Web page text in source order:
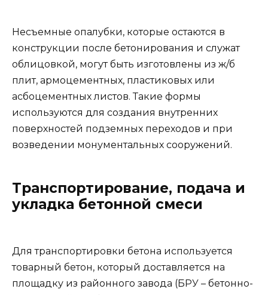
Несъемные опалубки, которые остаются в
конструкции после бетонирования и служат
облицовкой, могут быть изготовлены из ж/б
плит, армоцементных, пластиковых или
асбоцементных листов. Такие формы
используются для создания внутренних
поверхностей подземных переходов и при
возведении монументальных сооружений.
Транспортирование, подача и
укладка бетонной смеси
Для транспортировки бетона используется
товарный бетон, который доставляется на
площадку из районного завода (БРУ – бетонно-